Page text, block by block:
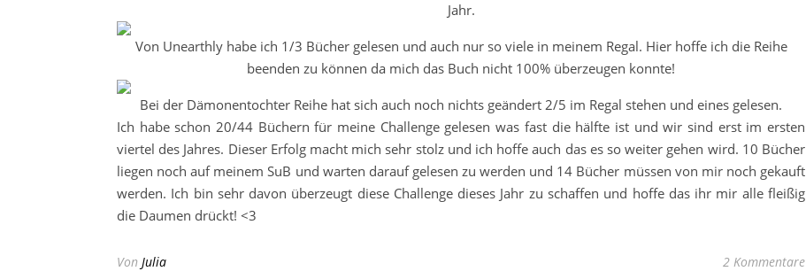
Jahr.
Von Unearthly habe ich 1/3 Bücher gelesen und auch nur so viele in meinem Regal. Hier hoffe ich die Reihe
beenden zu können da mich das Buch nicht 100% überzeugen konnte!
Bei der Dämonentochter Reihe hat sich auch noch nichts geändert 2/5 im Regal stehen und eines gelesen.
Ich habe schon 20/44 Büchern für meine Challenge gelesen was fast die hälfte ist und wir sind erst im ersten
viertel des Jahres. Dieser Erfolg macht mich sehr stolz und ich hoffe auch das es so weiter gehen wird. 10 Bücher
liegen noch auf meinem SuB und warten darauf gelesen zu werden und 14 Bücher müssen von mir noch gekauft
werden. Ich bin sehr davon überzeugt diese Challenge dieses Jahr zu schaffen und hoffe das ihr mir alle fleißig
die Daumen drückt! <3
Von Julia 2 Kommentare